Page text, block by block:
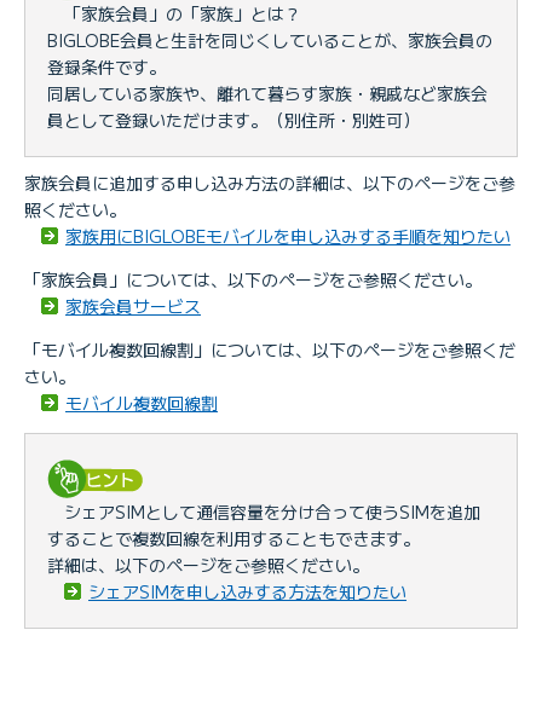
「家族会員」の「家族」とは？
BIGLOBE会員と生計を同じくしていることが、家族会員の
登録条件です。
同居している家族や、離れて暮らす家族・親戚など家族会
員として登録いただけます。（別住所・別姓可）
家族会員に追加する申し込み方法の詳細は、以下のページをご参
照ください。
家族用にBIGLOBEモバイルを申し込みする手順を知りたい
「家族会員」については、以下のページをご参照ください。
家族会員サービス
「モバイル複数回線割」については、以下のページをご参照くだ
さい。
モバイル複数回線割
シェアSIMとして通信容量を分け合って使うSIMを追加
することで複数回線を利用することもできます。
詳細は、以下のページをご参照ください。
シェアSIMを申し込みする方法を知りたい